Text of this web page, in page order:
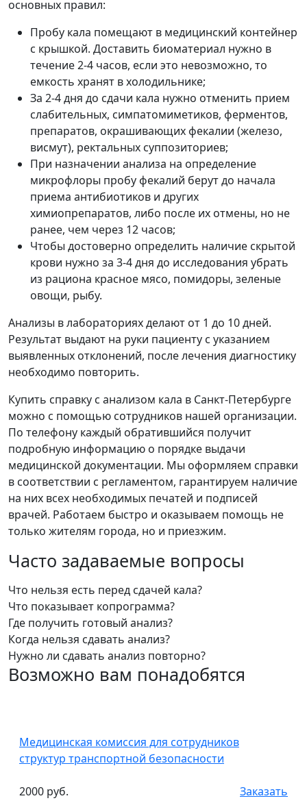
основных правил:
Пробу кала помещают в медицинский контейнер
с крышкой. Доставить биоматериал нужно в
течение 2-4 часов, если это невозможно, то
емкость хранят в холодильнике;
За 2-4 дня до сдачи кала нужно отменить прием
слабительных, симпатомиметиков, ферментов,
препаратов, окрашивающих фекалии (железо,
висмут), ректальных суппозиториев;
При назначении анализа на определение
микрофлоры пробу фекалий берут до начала
приема антибиотиков и других
химиопрепаратов, либо после их отмены, но не
ранее, чем через 12 часов;
Чтобы достоверно определить наличие скрытой
крови нужно за 3-4 дня до исследования убрать
из рациона красное мясо, помидоры, зеленые
овощи, рыбу.
Анализы в лабораториях делают от 1 до 10 дней.
Результат выдают на руки пациенту с указанием
выявленных отклонений, после лечения диагностику
необходимо повторить.
Купить справку с анализом кала в Санкт-Петербурге
можно с помощью сотрудников нашей организации.
По телефону каждый обратившийся получит
подробную информацию о порядке выдачи
медицинской документации. Мы оформляем справки
в соответствии с регламентом, гарантируем наличие
на них всех необходимых печатей и подписей
врачей. Работаем быстро и оказываем помощь не
только жителям города, но и приезжим.
Часто задаваемые вопросы
Что нельзя есть перед сдачей кала?
Что показывает копрограмма?
Где получить готовый анализ?
Когда нельзя сдавать анализ?
Нужно ли сдавать анализ повторно?
Возможно вам понадобятся
Медицинская комиссия для сотрудников
структур транспортной безопасности
2000 руб. Заказать